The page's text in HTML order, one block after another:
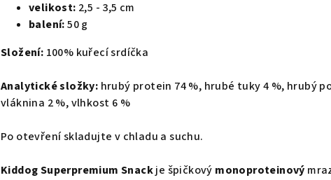
velikost: 2,5 - 3,5 cm
balení:50 g
Složení: 100% kuřecí srdíčka
Analytické složky: hrubý protein 74 %, hrubé tuky 4 %, hrubý
vláknina 2 %, vlhkost 6 %
Po otevření skladujte v chladu a suchu.
Kiddog Superpremium Snackje špičkový monoproteinový